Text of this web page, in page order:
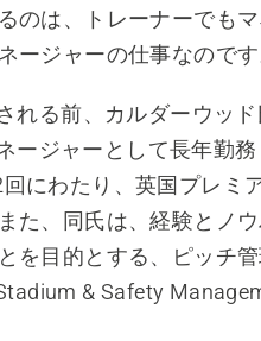
のは、トレーナーでも
ージャーの仕事なのです
れる前、カルダーウッ
ージャーとして長年勤
にわたり、英国プレミ
た、同氏は、経験とノ
を目的とする、ピッチ
& Safety